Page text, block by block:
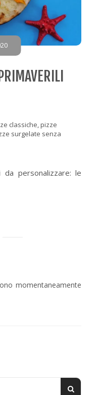
classiche,pizze
surgelate senza
personalizzare: le
momentaneamente